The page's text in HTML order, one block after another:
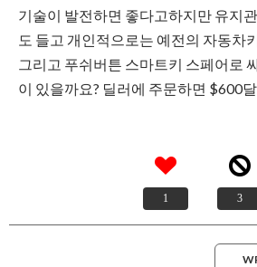
기술이 발전하면 좋다고하지만 유지
도 들고 개인적으로는 예전의 자동차
그리고 푸쉬버튼 스마트키 스페어로
이 있을까요? 딜러에 주문하면 $600
1 3